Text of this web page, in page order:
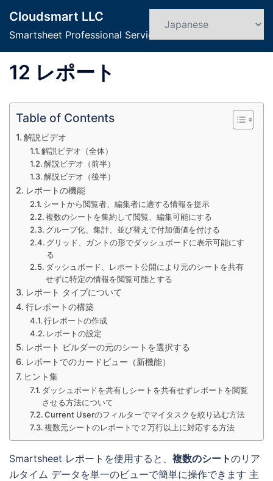
ン
Cloudsmart LLC
Smartsheet Professional Service
ト
グ
ュ
12 レポート
Table of Contents
解説ビデオ
解説ビデオ（全体）
解説ビデオ（前半）
解説ビデオ（後半）
レポートの機能
シートから閲覧者、編集者に適する情報を提示
複数のシートを集約して閲覧、編集可能にする
グループ化、集計、並び替えで付加価値を付ける
グリッド、ガントの形でダッシュボードに表示可能にす
る
ダッシュボード、レポート公開により元のシートを共有
せずに特定の情報を閲覧可能とする
レポート タイプについて
行レポートの構築
行レポートの作成
レポートの設定
レポート ビルダーの元のシートを選択する
レポートでのカードビュー（新機能）
ヒント集
ダッシュボードを共有しシートを共有せずレポートを閲覧
させる方法について
Current Userのフィルターでマイタスクを絞り込む方法
複数元シートのレポートで２万行以上に対応する方法
Smartsheet レポートを使用すると、 複数のシートのリア
ルタイム データを単一のビューで簡単に操作できます 主